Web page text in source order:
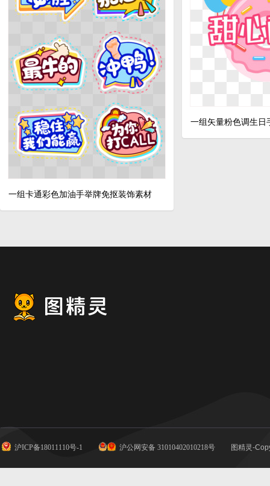
一组卡通彩色加油手举牌免抠装饰素材
沪ICP备18011110号-1 沪公网安备 31010402010218号 图精灵-